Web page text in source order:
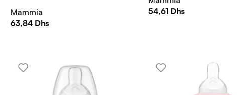
Mammia
63,84 Dhs
54,61 Dhs